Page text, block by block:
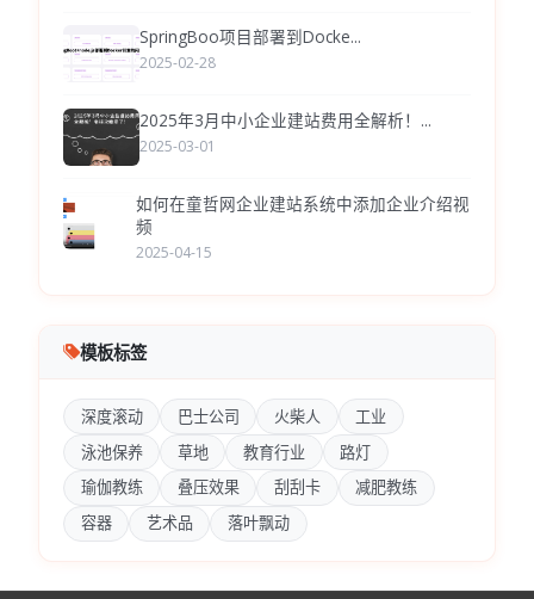
SpringBoo项目部署到Docke...
2025-02-28
2025年3月中小企业建站费用全解析！...
2025-03-01
如何在童哲网企业建站系统中添加企业介绍视
频
2025-04-15
模板标签
深度滚动 巴士公司 火柴人
工业
泳池保养
草地 教育行业
路灯
瑜伽教练
叠压效果 刮刮卡
减肥教练
容器
艺术品 落叶飘动